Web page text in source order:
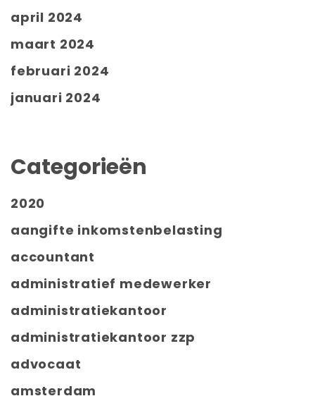
april 2024
maart 2024
februari 2024
januari 2024
Categorieën
2020
aangifte inkomstenbelasting
accountant
administratief medewerker
administratiekantoor
administratiekantoor zzp
advocaat
amsterdam